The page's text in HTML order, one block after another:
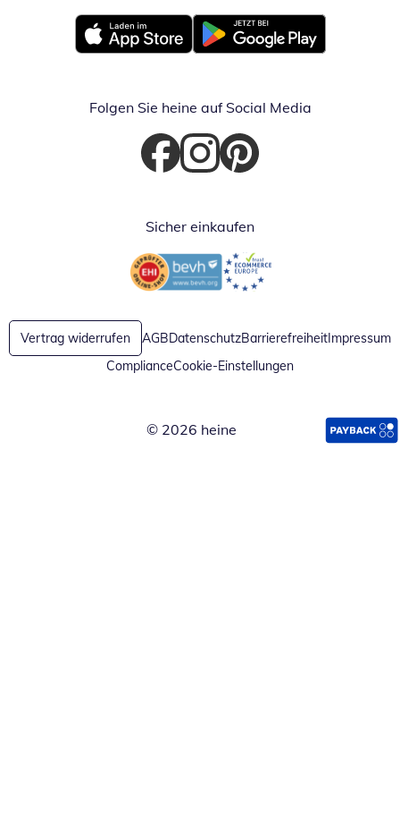
Öffnet in neuem FensterÖffnet in neuem Fenster
Folgen Sie heine auf Social Media
Öffnet in neuem Fenster
Öffnet in neuem Fenster
Öffnet in neuem Fenster
Sicher einkaufen
Öffnet in neuem FensterÖffnet in neuem Fenster
Vertrag widerrufen AGBDatenschutzBarrierefreiheitImpressum
ComplianceCookie-Einstellungen
© 2026 heine